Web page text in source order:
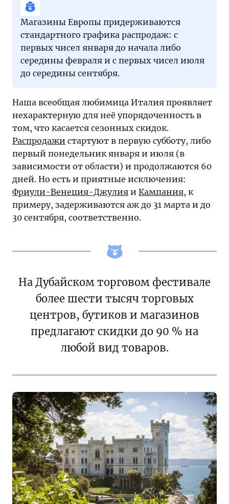
Магазины Европы придерживаются
стандартного графика распродаж: с
первых чисел января до начала либо
середины февраля и с первых чисел июля
до середины сентября.
Наша всеобщая любимица Италия проявляет
нехарактерную для неё упорядоченность в
том, что касается сезонных скидок.
Распродажи стартуют в первую субботу, либо
первый понедельник января и июля (в
зависимости от области) и продолжаются 60
дней. Но есть и приятные исключения:
Фриули-Венеция-Джулия и Кампания, к
примеру, задерживаются аж до 31 марта и до
30 сентября, соответственно.
На Дубайском торговом фестивале
более шести тысяч торговых
центров, бутиков и магазинов
предлагают скидки до 90 % на
любой вид товаров.